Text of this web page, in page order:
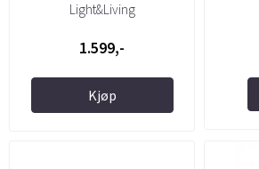
Light&Living
1.599,-
Kjøp